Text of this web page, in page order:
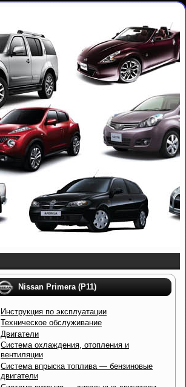
Nissan Primera (P11)
Инструкция по эксплуатации
Техническое обслуживание
Двигатели
Система охлаждения, отопления и
вентиляции
Система впрыска топлива — бензиновые
двигатели